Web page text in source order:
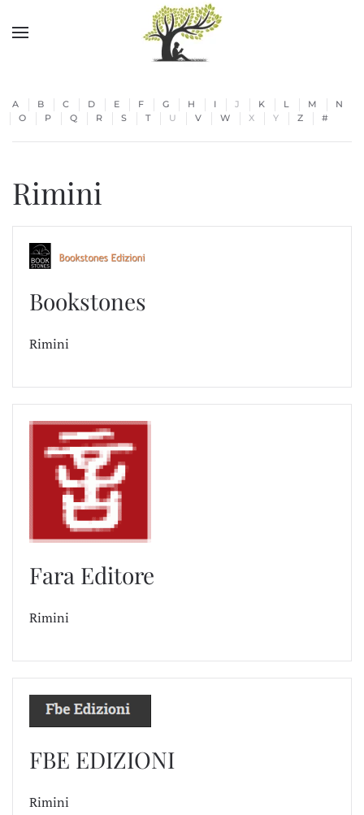
Skip to main content
A B C D E F G H I J K L M
N
O
P Q R S T U V W X Y Z #
Rimini
Bookstones
Rimini
Fara Editore
Rimini
FBE EDIZIONI
Rimini